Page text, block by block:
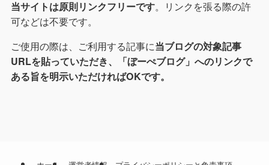
当サイトは原則リンクフリーです。リンクを張る際の許
可などは不要です。
ご使用の際は、ご利用する記事に当ブログの対象記事
URLを貼っていただき、「ぼーぺブログ」へのリンクで
ある旨を明示いただければOKです。